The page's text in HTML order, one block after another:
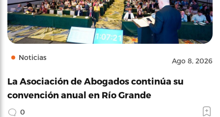
Noticias Ago 8, 2026
La Asociación de Abogados continúa su
convención anual en Río Grande
0